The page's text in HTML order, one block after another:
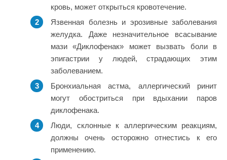
кровь, может открыться кровотечение.
Язвенная болезнь и эрозивные заболевания
желудка. Даже незначительное всасывание
мази «Диклофенак» может вызвать боли в
эпигастрии у людей, страдающих этим
заболеванием.
Бронхиальная астма, аллергический ринит
могут обостриться при вдыхании паров
диклофенака.
Люди, склонные к аллергическим реакциям,
должны очень осторожно отнестись к его
применению.